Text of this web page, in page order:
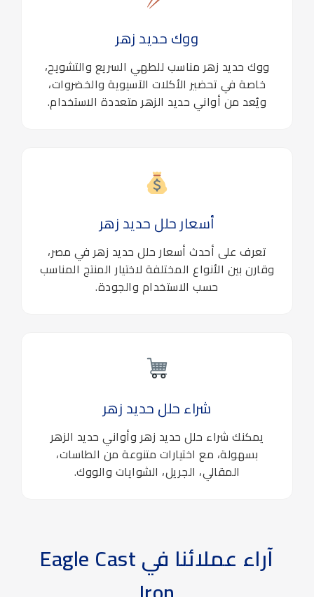
ووك حديد زهر
ووك حديد زهر مناسب للطهي السريع والتشويح،
خاصة في تحضير الأكلات الآسيوية والخضروات،
ويُعد من أواني حديد الزهر متعددة الاستخدام.
أسعار حلل حديد زهر
تعرف على أحدث أسعار حلل حديد زهر في مصر،
وقارن بين الأنواع المختلفة لاختيار المنتج المناسب
حسب الاستخدام والجودة.
شراء حلل حديد زهر
يمكنك شراء حلل حديد زهر وأواني حديد الزهر
بسهولة، مع اختيارات متنوعة من الطاسات،
المقالي، الجريل، الشوايات والووك.
آراء عملائنا في Eagle Cast